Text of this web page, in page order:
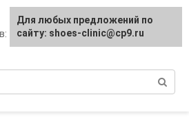
профилактика и
Для любых предложений по
сайту: shoes-clinic@cp9.ru